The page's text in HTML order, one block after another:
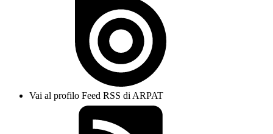
Vai al profilo Feed RSS di ARPAT